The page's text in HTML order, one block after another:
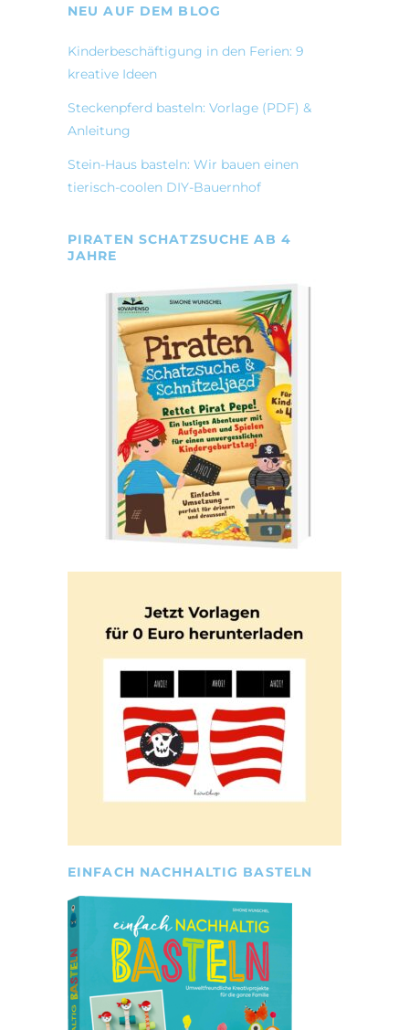
NEU AUF DEM BLOG
Kinderbeschäftigung in den Ferien: 9
kreative Ideen
Steckenpferd basteln: Vorlage (PDF) &
Anleitung
Stein-Haus basteln: Wir bauen einen
tierisch-coolen DIY-Bauernhof
PIRATEN SCHATZSUCHE AB 4
JAHRE
EINFACH NACHHALTIG BASTELN